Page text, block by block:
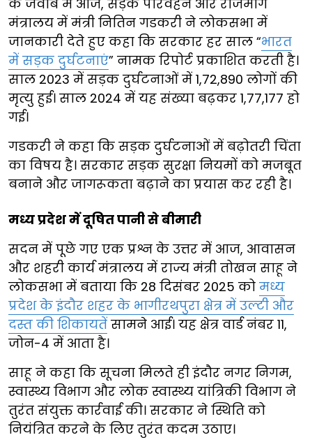
के जवाब में आज, सड़क परिवहन और राजमार्ग
मंत्रालय में मंत्री नितिन गडकरी ने लोकसभा में
जानकारी देते हुए कहा कि सरकार हर साल “भारत
में सड़क दुर्घटनाएं” नामक रिपोर्ट प्रकाशित करती है।
साल 2023 में सड़क दुर्घटनाओं में 1,72,890 लोगों की
मृत्यु हुई। साल 2024 में यह संख्या बढ़कर 1,77,177 हो
गई।
गडकरी ने कहा कि सड़क दुर्घटनाओं में बढ़ोतरी चिंता
का विषय है। सरकार सड़क सुरक्षा नियमों को मजबूत
बनाने और जागरूकता बढ़ाने का प्रयास कर रही है।
मध्य प्रदेश में दूषित पानी से बीमारी
सदन में पूछे गए एक प्रश्न के उत्तर में आज, आवासन
और शहरी कार्य मंत्रालय में राज्य मंत्री तोखन साहू ने
लोकसभा में बताया कि 28 दिसंबर 2025 को मध्य
प्रदेश के इंदौर शहर के भागीरथपुरा क्षेत्र में उल्टी और
दस्त की शिकायतें सामने आई। यह क्षेत्र वार्ड नंबर 11,
जोन-4 में आता है।
साहू ने कहा कि सूचना मिलते ही इंदौर नगर निगम,
स्वास्थ्य विभाग और लोक स्वास्थ्य यांत्रिकी विभाग ने
तुरंत संयुक्त कार्रवाई की। सरकार ने स्थिति को
नियंत्रित करने के लिए तुरंत कदम उठाए।